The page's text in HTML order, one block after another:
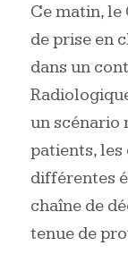
Ce matin, le
de prise en
dans un
un scénario
patients, les
différentes
chaîne de
tenue de